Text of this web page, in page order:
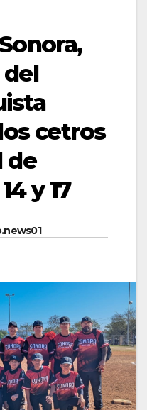
cetros
de
y 17